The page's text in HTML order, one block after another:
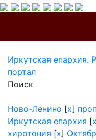
Иркутская епархия.
портал
Поиск
Ново-Ленино [x]
Иркутская епархия [x
хиротония [x]